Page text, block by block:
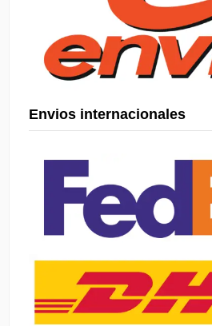
Envios internacionales